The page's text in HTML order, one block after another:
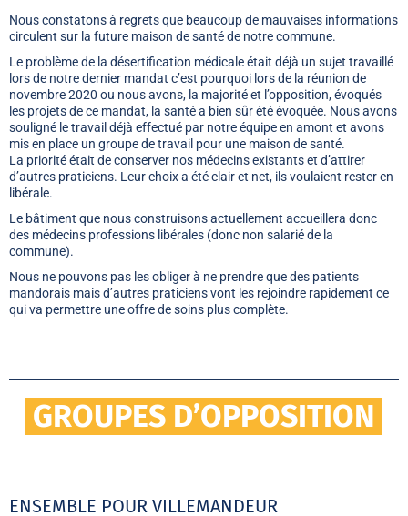
Nous constatons à regrets que beaucoup de mauvaises informations
circulent sur la future maison de santé de notre commune.
Le problème de la désertification médicale était déjà un sujet travaillé
lors de notre dernier mandat c’est pourquoi lors de la réunion de
novembre 2020 ou nous avons, la majorité et l’opposition, évoqués
les projets de ce mandat, la santé a bien sûr été évoquée. Nous avons
souligné le travail déjà effectué par notre équipe en amont et avons
mis en place un groupe de travail pour une maison de santé.
La priorité était de conserver nos médecins existants et d’attirer
d’autres praticiens. Leur choix a été clair et net, ils voulaient rester en
libérale.
Le bâtiment que nous construisons actuellement accueillera donc
des médecins professions libérales (donc non salarié de la
commune).
Nous ne pouvons pas les obliger à ne prendre que des patients
mandorais mais d’autres praticiens vont les rejoindre rapidement ce
qui va permettre une offre de soins plus complète.
GROUPES D’OPPOSITION
ENSEMBLE POUR VILLEMANDEUR